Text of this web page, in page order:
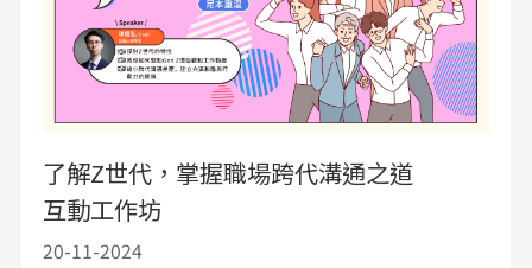
了解Z世代，掌握職場跨代溝通之道
互動工作坊
20-11-2024